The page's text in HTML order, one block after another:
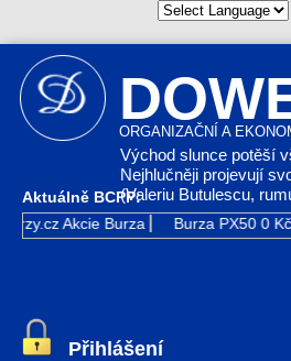
ORGANIZAČNÍ A
Východ slunce potěší
Nejhlučněji projevují
(Valeriu Butulescu,
Aktuálně BCPP:
Akcie Burza Burza PX50 0 Kč
Přihlášení